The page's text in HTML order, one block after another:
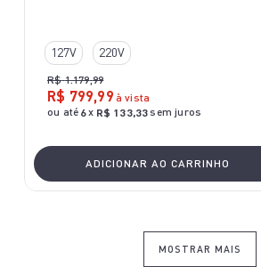
127V 220V
R$ 1.179,99
R$ 799,99 à vista
ou até 6x R$ 133,33sem juros
ADICIONAR AO CARRINHO
MOSTRAR MAIS